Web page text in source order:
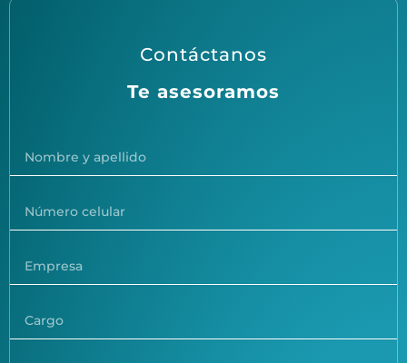
Contáctanos
Te asesoramos
celular